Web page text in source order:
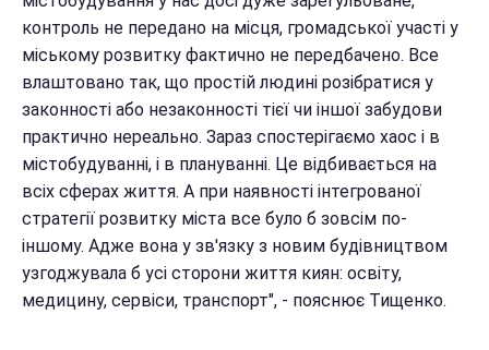
контроль не передано на місця, громадської участі у
міському розвитку фактично не передбачено. Все
влаштовано так, що простій людині розібратися у
законності або незаконності тієї чи іншої забудови
практично нереально. Зараз спостерігаємо хаос і в
містобудуванні, і в плануванні. Це відбивається на
всіх сферах життя. А при наявності інтегрованої
стратегії розвитку міста все було б зовсім по-
іншому. Адже вона у зв'язку з новим будівництвом
узгоджувала б усі сторони життя киян: освіту,
медицину, сервіси, транспорт", - пояснює Тищенко.